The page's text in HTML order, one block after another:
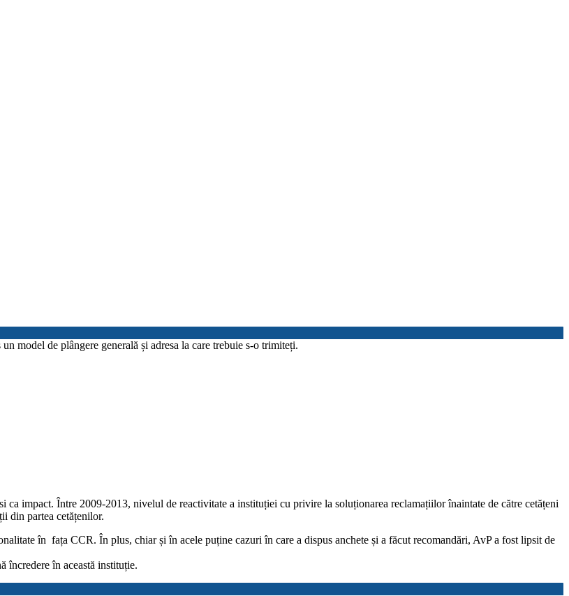
model de plângere generală și adresa la care trebuie s-o trimiteți.
ca impact. Între 2009-2013, nivelul de reactivitate a instituției cu privire la soluționarea reclamațiilor înaintate de către cetățeni
din partea cetățenilor.
în fața CCR. În plus, chiar și în acele puține cazuri în care a dispus anchete și a făcut recomandări, AvP a fost lipsit de
încredere în această instituție.